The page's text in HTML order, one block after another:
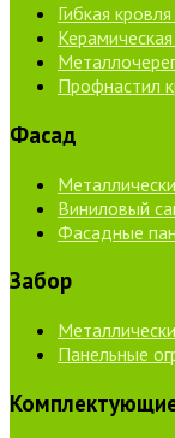
Гибкая
Профнастил
Фасад
Виниловый
Фасадные
Забор
Панельные